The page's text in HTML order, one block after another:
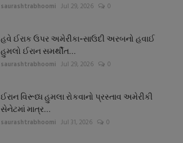
saurashtrabhoomi Jul 29, 2026 0
હવે ઈરાક ઉપર અમેરીકા-સાઉદી અરબનો હવાઈ
હુમલો ઈરાન સમર્થીત...
saurashtrabhoomi Jul 29, 2026 0
ઈરાન વિરૂધ્ધ હુમલા રોકવાનો પ્રસ્તાવ અમેરીકી
સેનેટમાં માત્ર...
saurashtrabhoomi Jul 31, 2026 0